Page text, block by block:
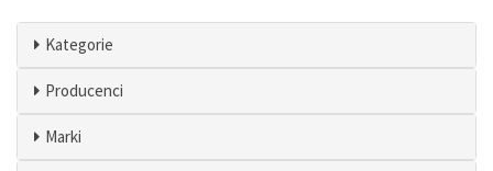
Kategorie
Producenci
Marki